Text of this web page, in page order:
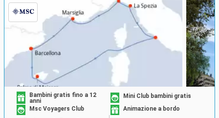
Bambini gratis fino a 12
anni
Mini Club bambini gratis
Msc Voyagers Club
Animazione a bordo